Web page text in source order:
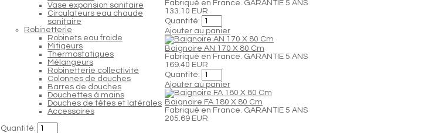
Vase expansion sanitaire
Circulateurs eau chaude
sanitaire
Robinetterie
Robinets eau froide
Mitigeurs
Thermostatiques
Mélangeurs
Robinetterie collectivité
Colonnes de douches
Barres de douches
Douchettes à mains
Douches de têtes et latérales
Accessoires
Fabriqué en France. GARANTIE 5 ANS
133.10 EUR
Quantité:
Ajouter au panier
Baignoire AN 170 X 80 Cm
Fabriqué en France. GARANTIE 5 ANS
169.40 EUR
Quantité:
Ajouter au panier
Baignoire FA 180 X 80 Cm
Fabriqué en France. GARANTIE 5 ANS
205.69 EUR
Quantité: